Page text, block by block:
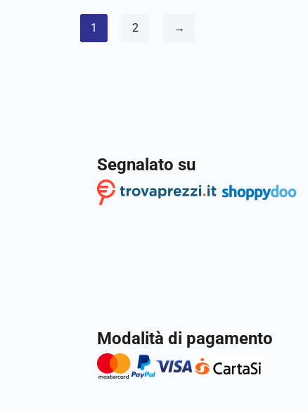
1 2 →
Segnalato su
Modalità di pagamento